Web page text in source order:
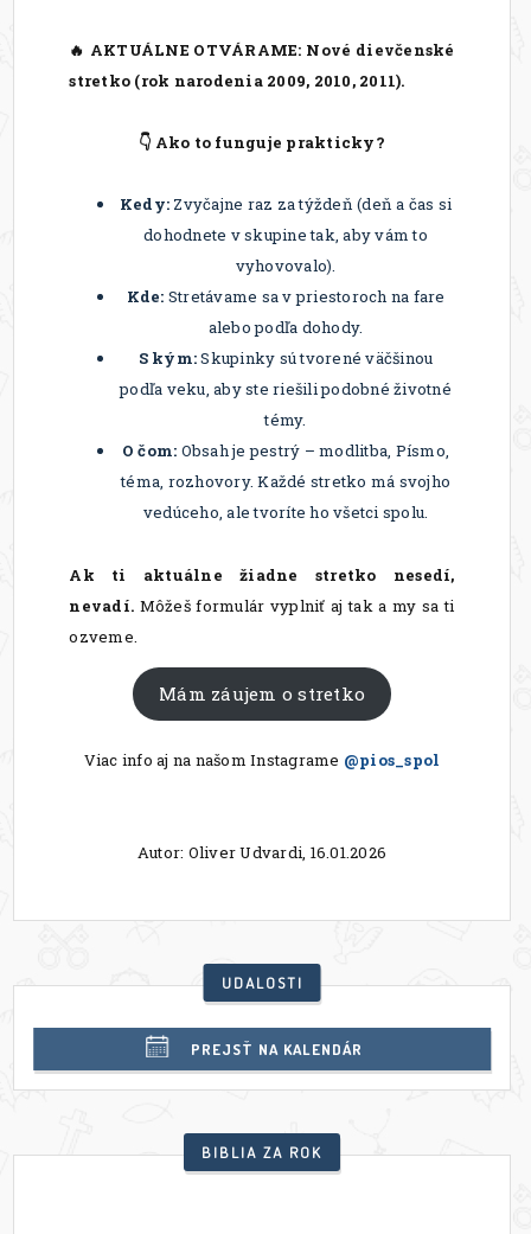
🔥 AKTUÁLNE OTVÁRAME: Nové dievčenské
stretko (rok narodenia 2009, 2010, 2011).
👇 Ako to funguje prakticky?
Kedy: Zvyčajne raz za týždeň (deň a čas si
dohodnete v skupine tak, aby vám to
vyhovovalo).
Kde: Stretávame sa v priestoroch na fare
alebo podľa dohody.
S kým:Skupinky sú tvorené väčšinou
podľa veku, aby ste riešili podobné životné
témy.
O čom: Obsah je pestrý – modlitba, Písmo,
téma, rozhovory. Každé stretko má svojho
vedúceho, ale tvoríte ho všetci spolu.
Ak ti aktuálne žiadne stretko nesedí,
nevadí. Môžeš formulár vyplniť aj tak a my sa ti
ozveme.
Mám záujem o stretko
Viac info aj na našom Instagrame @pios_spol
Autor: Oliver Udvardi, 16.01.2026
UDALOSTI
PREJSŤ NA KALENDÁR
BIBLIA ZA ROK